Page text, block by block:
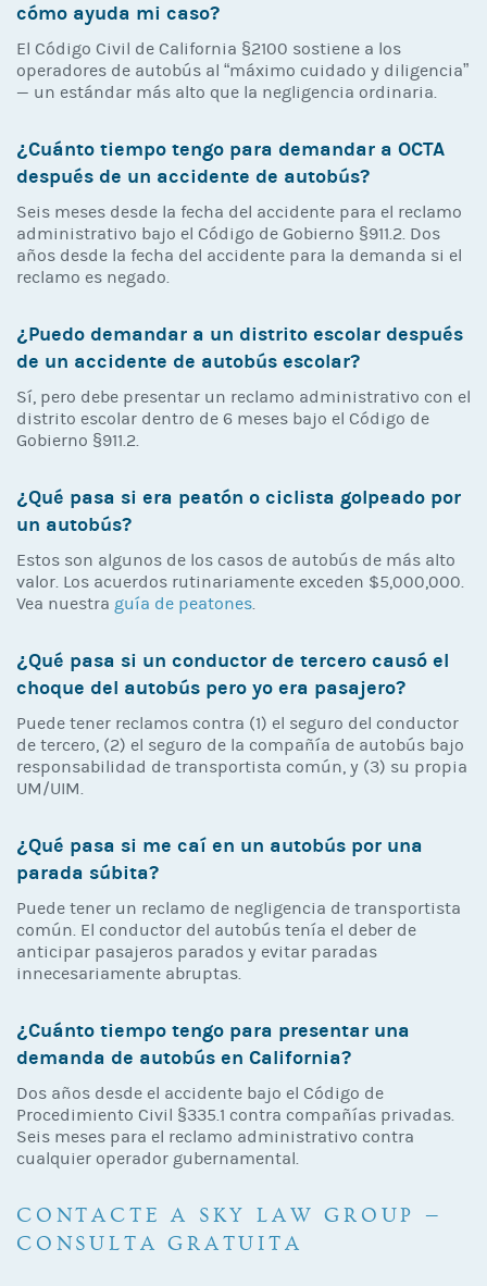
cómo ayuda mi caso?
El Código Civil de California §2100 sostiene a los
operadores de autobús al “máximo cuidado y diligencia”
— un estándar más alto que la negligencia ordinaria.
¿Cuánto tiempo tengo para demandar a OCTA
después de un accidente de autobús?
Seis meses desde la fecha del accidente para el reclamo
administrativo bajo el Código de Gobierno §911.2. Dos
años desde la fecha del accidente para la demanda si el
reclamo es negado.
¿Puedo demandar a un distrito escolar después
de un accidente de autobús escolar?
Sí, pero debe presentar un reclamo administrativo con el
distrito escolar dentro de 6 meses bajo el Código de
Gobierno §911.2.
¿Qué pasa si era peatón o ciclista golpeado por
un autobús?
Estos son algunos de los casos de autobús de más alto
valor. Los acuerdos rutinariamente exceden $5,000,000.
Vea nuestra guía de peatones.
¿Qué pasa si un conductor de tercero causó el
choque del autobús pero yo era pasajero?
Puede tener reclamos contra (1) el seguro del conductor
de tercero, (2) el seguro de la compañía de autobús bajo
responsabilidad de transportista común, y (3) su propia
UM/UIM.
¿Qué pasa si me caí en un autobús por una
parada súbita?
Puede tener un reclamo de negligencia de transportista
común. El conductor del autobús tenía el deber de
anticipar pasajeros parados y evitar paradas
innecesariamente abruptas.
¿Cuánto tiempo tengo para presentar una
demanda de autobús en California?
Dos años desde el accidente bajo el Código de
Procedimiento Civil §335.1 contra compañías privadas.
Seis meses para el reclamo administrativo contra
cualquier operador gubernamental.
CONTACTE A SKY LAW GROUP —
CONSULTA GRATUITA